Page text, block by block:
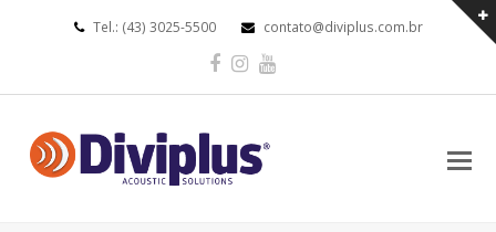
Tel.: (43) 3025-5500 contato@diviplus.com.br
Facebook
Instagram
Youtube